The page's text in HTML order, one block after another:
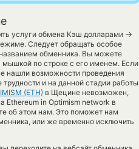
услуги обмена Кэш долларами →
Следует обращать особое
обменника. Вы можете
по строке с его именем. Если
нашли возможности проведения
и на данной стадии работы
(ETH) в Щецине невозможен,
Ethereum in Optimism network в
об этом нам. Это поможет нам
или же временно исключить